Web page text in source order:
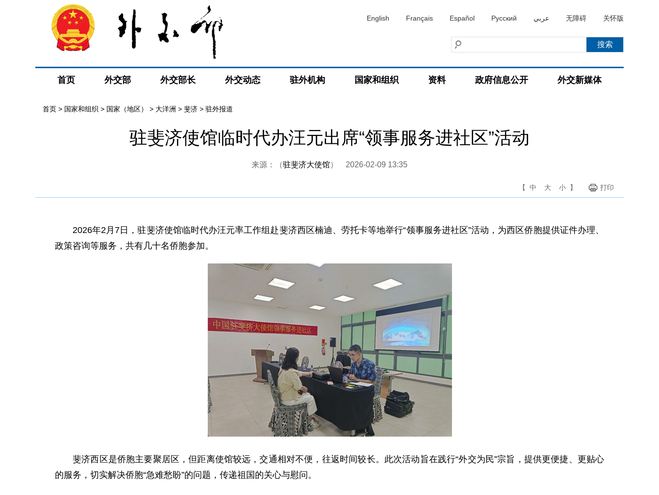
English Français Español Русский عربي 无障碍 关怀版
首页 外交部 外交部长 外交动态 驻外机构 国家和组织 资料 政府信息公开 外交新媒体
首页 > 国家和组织 > 国家（地区） > 大洋洲 > 斐济 > 驻外报道
驻斐济使馆临时代办汪元出席“领事服务进社区”活动
来源：（驻斐济大使馆） 2026-02-09 13:35
【 中 大 小 】 打印
2026年2月7日，驻斐济使馆临时代办汪元率工作组赴斐济西区楠迪、劳托卡等地举行“领事服务进社区”活动，为西区侨胞提供证件办理、
政策咨询等服务，共有几十名侨胞参加。
斐济西区是侨胞主要聚居区，但距离使馆较远，交通相对不便，往返时间较长。此次活动旨在践行“外交为民”宗旨，提供更便捷、更贴心
的服务，切实解决侨胞“急难愁盼”的问题，传递祖国的关心与慰问。